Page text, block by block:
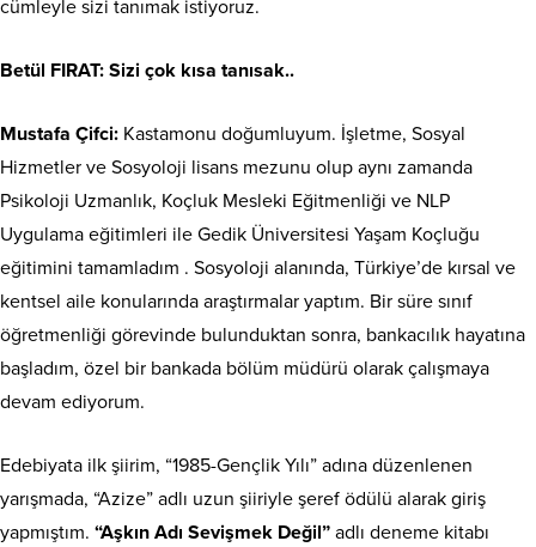
cümleyle sizi tanımak istiyoruz.
Betül FIRAT: Sizi çok kısa tanısak..
Mustafa Çifci: Kastamonu doğumluyum. İşletme, Sosyal
Hizmetler ve Sosyoloji lisans mezunu olup aynı zamanda
Psikoloji Uzmanlık, Koçluk Mesleki Eğitmenliği ve NLP
Uygulama eğitimleri ile Gedik Üniversitesi Yaşam Koçluğu
eğitimini tamamladım . Sosyoloji alanında, Türkiye’de kırsal ve
kentsel aile konularında araştırmalar yaptım. Bir süre sınıf
öğretmenliği görevinde bulunduktan sonra, bankacılık hayatına
başladım, özel bir bankada bölüm müdürü olarak çalışmaya
devam ediyorum.
Edebiyata ilk şiirim, “1985-Gençlik Yılı” adına düzenlenen
yarışmada, “Azize” adlı uzun şiiriyle şeref ödülü alarak giriş
yapmıştım. “Aşkın Adı Sevişmek Değil” adlı deneme kitabı